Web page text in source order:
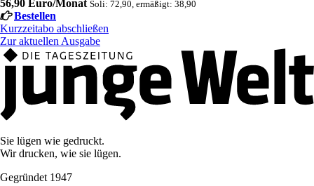
56,90 Euro/Monat Soli: 72,90, ermäßigt: 38,90
Bestellen
Kurzzeitabo abschließen
Zur aktuellen Ausgabe
Sie lügen wie gedruckt.
Wir drucken, wie sie lügen.
Gegründet 1947